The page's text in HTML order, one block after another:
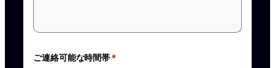
ご連絡可能な時間帯*